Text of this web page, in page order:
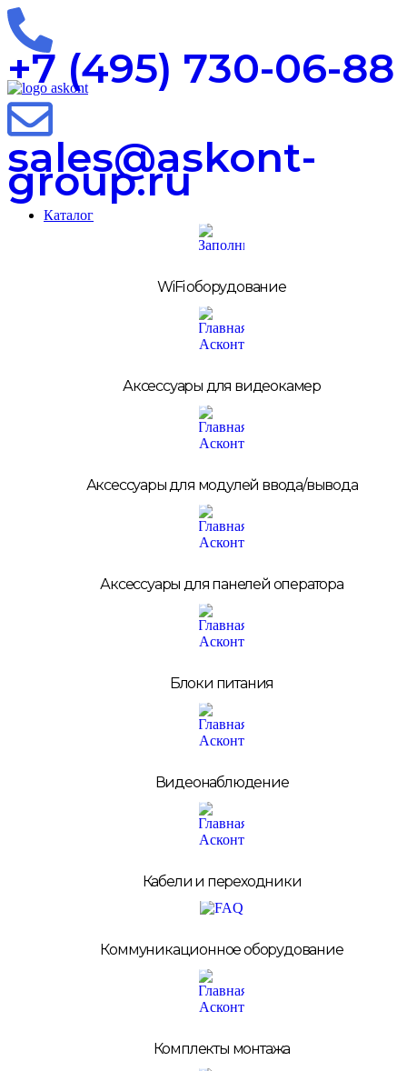
+7 (495) 730-06-88
sales@askont-
group.ru
Каталог
WiFi оборудование
Аксессуары для видеокамер
Аксессуары для модулей ввода/вывода
Аксессуары для панелей оператора
Блоки питания
Видеонаблюдение
Кабели и переходники
Коммуникационное оборудование
Комплекты монтажа